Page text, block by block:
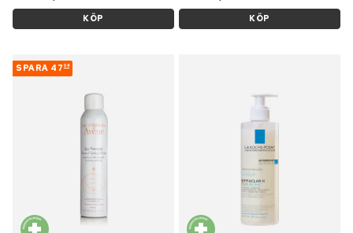
KÖP KÖP
SPARA 47 04